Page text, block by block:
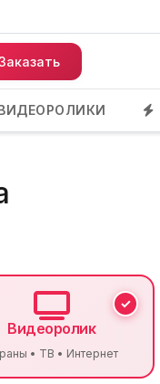
Видеоролик
• ТВ • Интернет